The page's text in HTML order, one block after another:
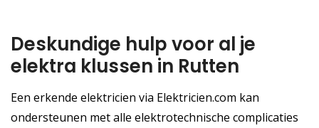
Deskundige hulp voor al je
elektra klussen in Rutten
Een erkende elektricien via Elektricien.com kan
ondersteunen met alle elektrotechnische complicaties